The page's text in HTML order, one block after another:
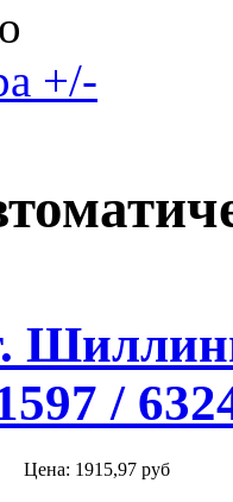
+/-
/
Цена: 1915,97 руб